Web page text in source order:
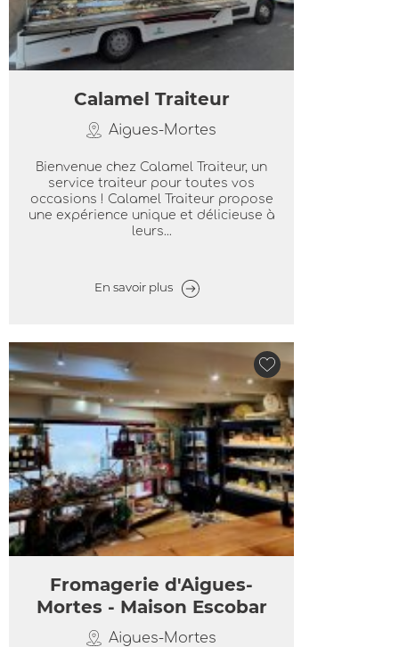
Calamel Traiteur
Aigues-Mortes
Bienvenue chez Calamel Traiteur, un
service traiteur pour toutes vos
occasions ! Calamel Traiteur propose
une expérience unique et délicieuse à
leurs...
En savoir plus
Fromagerie d'Aigues-
Mortes - Maison Escobar
Aigues-Mortes